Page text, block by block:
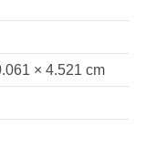
× 4.521 cm